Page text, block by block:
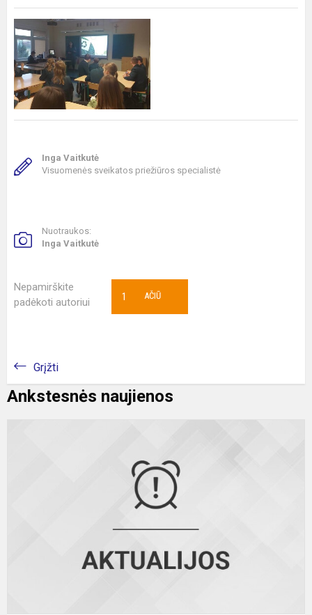
Inga Vaitkutė
Visuomenės sveikatos priežiūros specialistė
Nuotraukos:
Inga Vaitkutė
Nepamirškite
padėkoti autoriui
AČIŪ
1
Grįžti
Ankstesnės naujienos